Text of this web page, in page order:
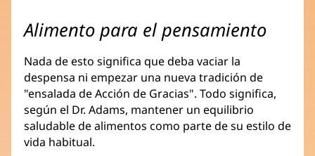
Alimento para el pensamiento
Nada de esto significa que deba vaciar la
despensa ni empezar una nueva tradición de
"ensalada de Acción de Gracias". Todo significa,
según el Dr. Adams, mantener un equilibrio
saludable de alimentos como parte de su estilo de
vida habitual.